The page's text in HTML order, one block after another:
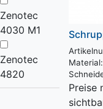
Zenotec
4030 M1
Zenotec
4820
Material:
Preise